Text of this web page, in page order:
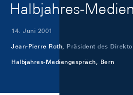
Halbjahres-
14. Juni 2001
Jean-Pierre Roth, Präsident des
Halbjahres-Mediengespräch, Bern